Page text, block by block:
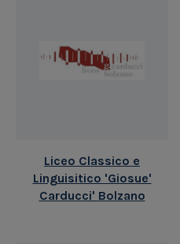
Liceo Classico e
Linguisitico 'Giosue'
Carducci' Bolzano